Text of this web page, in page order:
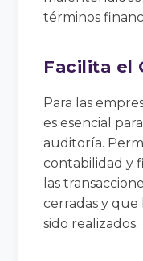
términos
Facilita el
Para las
es esencial
auditoría.
contabilidad y
las
cerradas y que
sido realizados.